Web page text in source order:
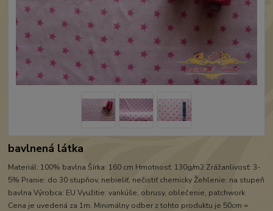
bavlnená látka
Materiál: 100% bavlna Šírka: 160 cm Hmotnosť: 130g/m2 Zrážanlivosť: 3-
5% Pranie: do 30 stupňov, nebieliť, nečistiť chemicky Žehlenie: na stupeň
bavlna Výrobca: EU Využitie: vankúše, obrusy, oblečenie, patchwork
Cena je uvedená za 1m. Minimálny odber z tohto produktu je 50cm =